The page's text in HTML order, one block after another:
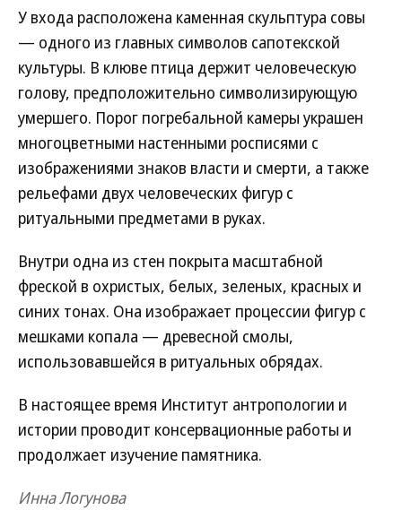
У входа расположена каменная скульптура совы
— одного из главных символов сапотекской
культуры. В клюве птица держит человеческую
голову, предположительно символизирующую
умершего. Порог погребальной камеры украшен
многоцветными настенными росписями с
изображениями знаков власти и смерти, а также
рельефами двух человеческих фигур с
ритуальными предметами в руках.
Внутри одна из стен покрыта масштабной
фреской в охристых, белых, зеленых, красных и
синих тонах. Она изображает процессии фигур с
мешками копала — древесной смолы,
использовавшейся в ритуальных обрядах.
В настоящее время Институт антропологии и
истории проводит консервационные работы и
продолжает изучение памятника.
Инна Логунова